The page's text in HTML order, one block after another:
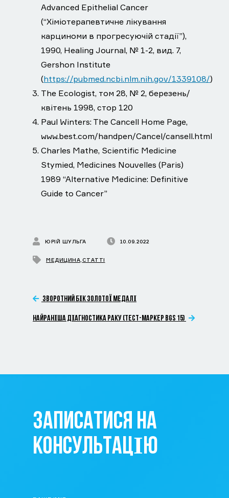
Advanced Epithelial Cancer
(“Хіміотерапевтичне лікування
карциноми в прогресуючій стадії”),
1990, Healing Journal, № 1-2, вид. 7,
Gershon Institute
(https://pubmed.ncbi.nlm.nih.gov/1339108/)
The Ecologist, том 28, № 2, березень/
квітень 1998, стор 120
Paul Winters: The Cancell Home Page,
www.best.com/handpen/Cancel/cansell.html
Charles Mathe, Scientific Medicine
Stymied, Medicines Nouvelles (Paris)
1989 “Alternative Medicine: Definitive
Guide to Cancer”
ЮРІЙ ШУЛЬГА 10.09.2022
МЕДИЦИНА СТАТТІ
ЗВОРОТНИЙ БІК ЗОЛОТОЇ МЕДАЛІ
НАЙРАНІША ДІАГНОСТИКА РАКУ (ТЕСТ-МАРКЕР BGS 15)
ЗАПИСАТИСЯ НА
КОНСУЛЬТАЦІЮ